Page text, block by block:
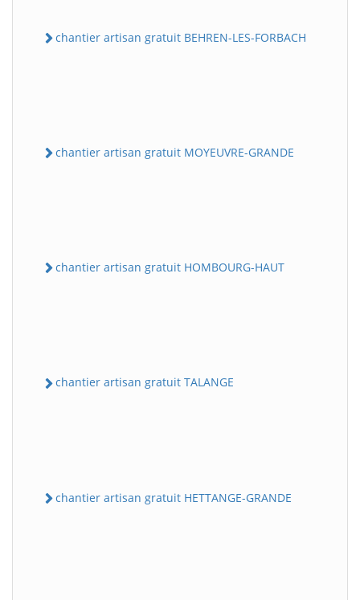
chantier artisan gratuit BEHREN-LES-FORBACH
chantier artisan gratuit MOYEUVRE-GRANDE
chantier artisan gratuit HOMBOURG-HAUT
chantier artisan gratuit TALANGE
chantier artisan gratuit HETTANGE-GRANDE